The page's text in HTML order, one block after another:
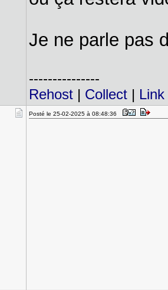
Je ne parle pas
---------------
Rehost| Collect| Link
Posté le 25-02-2025 à 08:48:36